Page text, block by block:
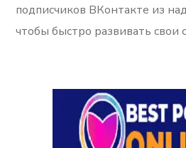
подписчиков ВКонтакте из
чтобы быстро развивать свои